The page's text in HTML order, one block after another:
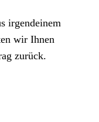
irgendeinem
wir Ihnen
zurück.